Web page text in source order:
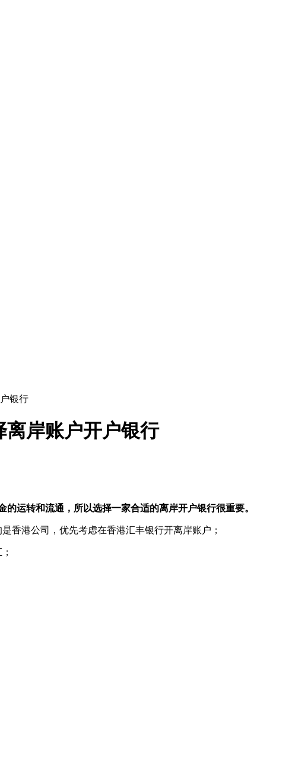
银行
离岸账户开户银行
运转和流通，所以选择一家合适的离岸开户银行很重要。
香港公司，优先考虑在香港汇丰银行开离岸账户；